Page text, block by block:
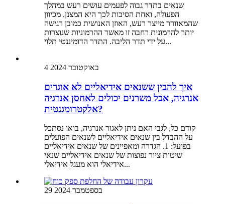
שנאים בתדר גבוה לפעמים עושים רעש במהלך
הפעולה, ואחת הסיבות לכך היא המצנן. מכיוון
שהמאוורר מייצר רעש, האוזן האנושית כמובן רגישה
יותר להרמונית רחבה זו מאשר ההרמוניות שנוצרות
על ידי תדר הליבה. התדר הדומיננטי תלוי...
4 באוקטובר 2024
איך להבין ששנאים אידיאליים לא אוגרים
אנרגיה, אבל משרנים יכולים לאחסן אנרגיה
אלקטרומגנטית?
קודם כל, לגבי האם ניתן לאגור אנרגיה, בואו נסתכל
על ההבדל בין שנאים אידיאליים לשנאים הפועלים
בפועל: 1. הגדרה ומאפיינים של שנאים אידיאליים
שיטות ציור נפוצות של שנאים אידיאליים שנאי
אידיאלי הוא מעגל אידיאלי...
29 בספטמבר 2024